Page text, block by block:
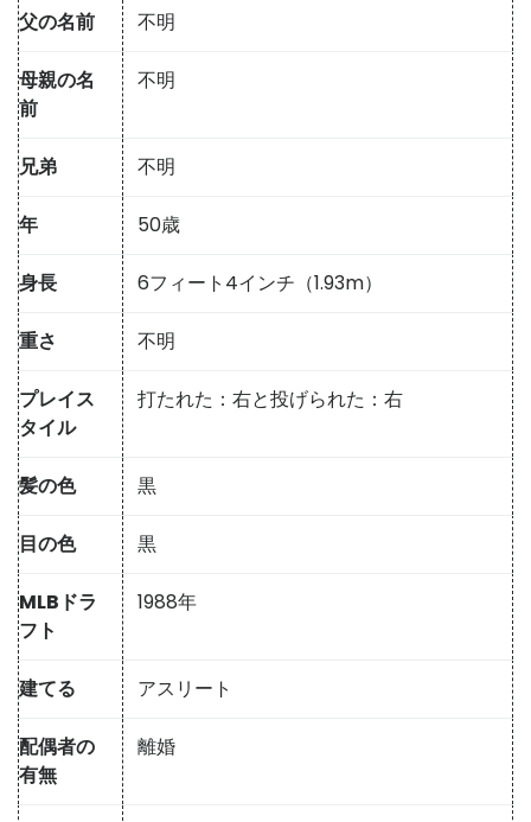
父の名前 不明
母親の名
前
不明
兄弟 不明
年 50歳
身長 6フィート4インチ（1.93m）
重さ 不明
プレイス
タイル
打たれた：右と投げられた：右
髪の色 黒
目の色 黒
MLBドラ
フト
1988年
建てる アスリート
配偶者の
有無
離婚